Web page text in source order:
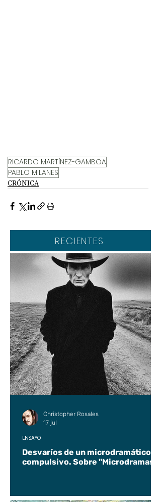
RICARDO MARTÍNEZ-GAMBOA
PABLO MILANES
CRÓNICA
RECIENTES
Desvaríos de un microdramático
compulsivo. Sobre "Microdramas".
ENSAYO
Christopher Rosales
17 jul